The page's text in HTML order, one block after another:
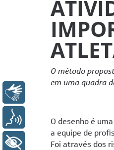
O método
em uma quadra
O desenho é
a equipe de
Foi através dos
+ Acessibilidade